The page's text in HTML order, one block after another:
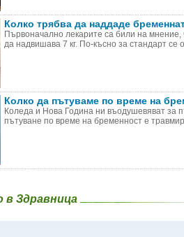
Колко трябва да наддаде
Първоначално лекарите са били на
да надвишава 7 кг. По-късно за стандарт се
Колко да пътуваме по време на
Коледа и Нова Година ни въодушевяват за
пътуване по време на бременност е
в Здравница